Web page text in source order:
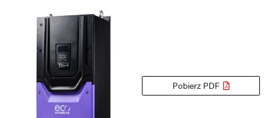
Pobierz PDF